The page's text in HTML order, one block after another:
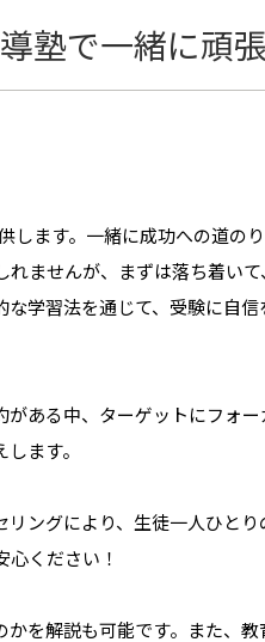
塾で一緒に頑
ます。一緒に成功への道の
ませんが、まずは落ち着い
学習法を通じて、受験に自信
ある中、ターゲットにフォ
ます。
ングにより、生徒一人ひと
ください！
を解説も可能です。また、